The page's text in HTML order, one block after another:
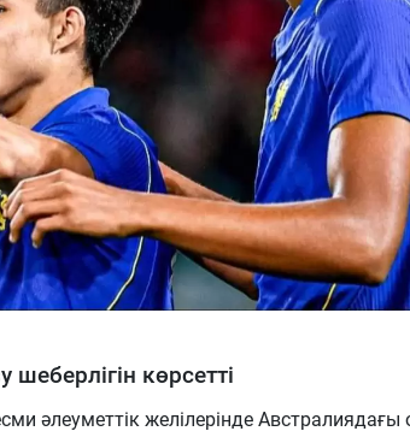
көрсетті
әлеуметтік желілерінде Австралиядағы